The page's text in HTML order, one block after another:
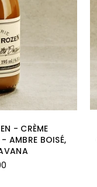
- CRÈME
- AMBRE BOISÉ,